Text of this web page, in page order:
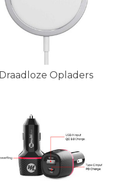
Draadloze Opladers